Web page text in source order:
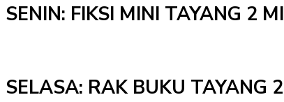
SENIN: FIKSI MINI TAYANG 2
SELASA: RAK BUKU TAYANG